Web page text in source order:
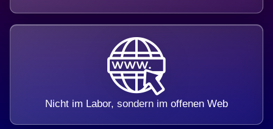
Nicht im Labor, sondern im offenen Web